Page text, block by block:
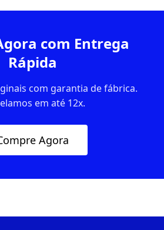
com Entrega
Rápida
com garantia de fábrica.
em até 12x.
Agora